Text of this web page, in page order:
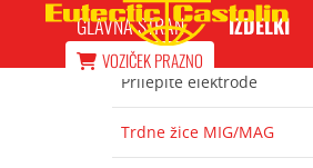
GLAVNA STRAN IZDELKI
VOZIČEKPRAZNO
Prilepite elektrode
Trdne žice MIG/MAG